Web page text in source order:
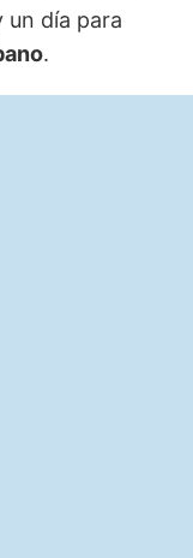
un día para
.